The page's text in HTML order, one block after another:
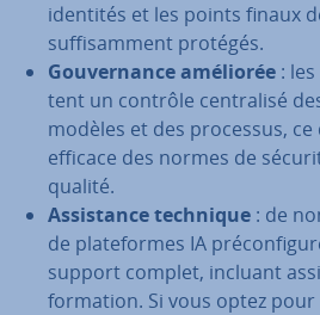
identités et les points finaux
suf­fi­sam­ment protégés.
Gou­ver­nance améliorée :
tent un contrôle cen­tra­lisé
modèles et des processus,
efficace des normes de
qualité.
As­sis­tance technique : de
de pla­te­formes IA
support complet, incluant
formation. Si vous optez